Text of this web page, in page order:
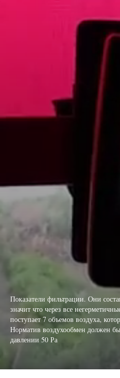
Показатели фильтрации. Они
значит что через все
поступает 7 объемов воздуха,
Норматив воздухообмен должен
давлении 50 Ра